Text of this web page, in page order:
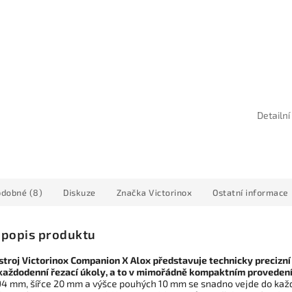
(8) Diskuze Značka Victorinox Ostatní informace
produktu
Victorinox Companion X Alox představuje technicky precizní
řezací úkoly, a to v mimořádně kompaktním
mm, šířce 20 mm a výšce pouhých 10 mm se snadno vejde do